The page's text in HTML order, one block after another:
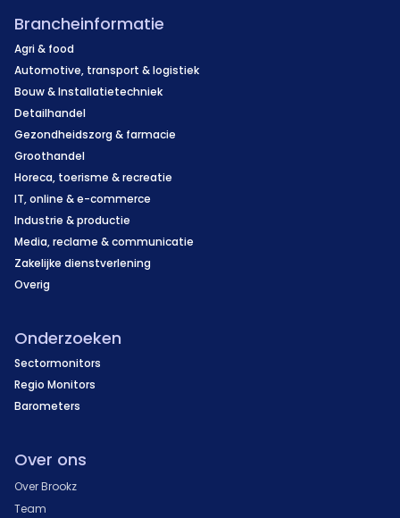
Brancheinformatie
Agri & food
Automotive, transport & logistiek
Bouw & Installatietechniek
Detailhandel
Gezondheidszorg & farmacie
Groothandel
Horeca, toerisme & recreatie
IT, online & e-commerce
Industrie & productie
Media, reclame & communicatie
Zakelijke dienstverlening
Overig
Onderzoeken
Sectormonitors
Regio Monitors
Barometers
Over ons
Over Brookz
Team